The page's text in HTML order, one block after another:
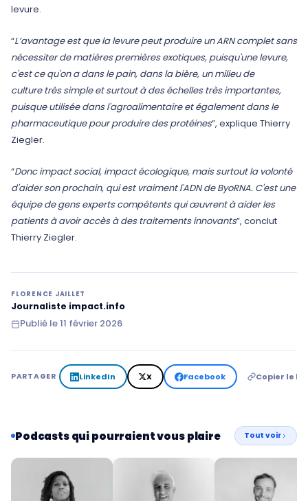
levure.
“L’avantage est que la levure peut produire un ARN complet sans
nécessiter de matières premières exotiques, puisqu'une levure,
c'est ce qu'on a dans le pain, dans la bière, un milieu de
culture très simple et surtout à des échelles très importantes,
puisque utilisée dans l'agroalimentaire et également dans le
pharmaceutique pour produire des protéines”, explique Thierry
Ziegler.
“Donc impact social, impact écologique, mais surtout la volonté
d'aider son prochain, qui est vraiment l'ADN de ByoRNA. C'est une
équipe de gens experts compétents qui œuvrent à aider les
patients à avoir accès à des traitements innovants”, conclut
Thierry Ziegler.
FLORENCE JAILLET
Journaliste impact.info
Publié le11 février 2026
PARTAGER LinkedIn X Facebook Copier le
Podcasts qui pourraient vous plaire Tout voir